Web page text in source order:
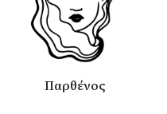
Παρθένος